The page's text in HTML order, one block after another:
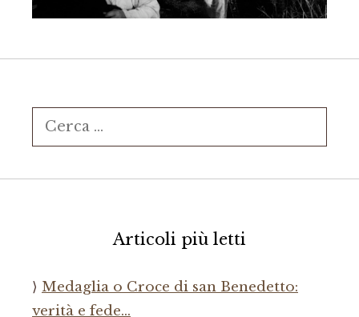
Ricerca
per:
Articoli più letti
Medaglia o Croce di san Benedetto:
verità e fede…